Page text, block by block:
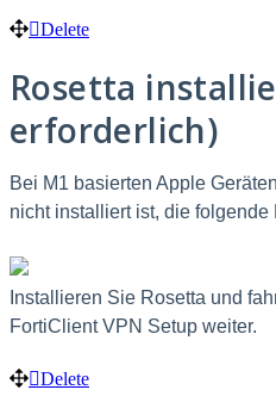
Delete
Rosetta
erforderlich)
Bei M1 basierten Apple
nicht installiert ist, die
Installieren Sie Rosetta und
FortiClient VPN Setup weiter.
Delete